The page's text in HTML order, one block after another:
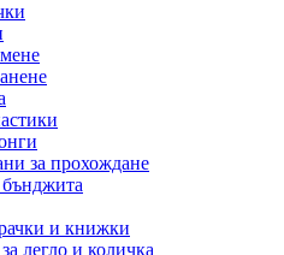
за прохождане
и книжки
легло и количка